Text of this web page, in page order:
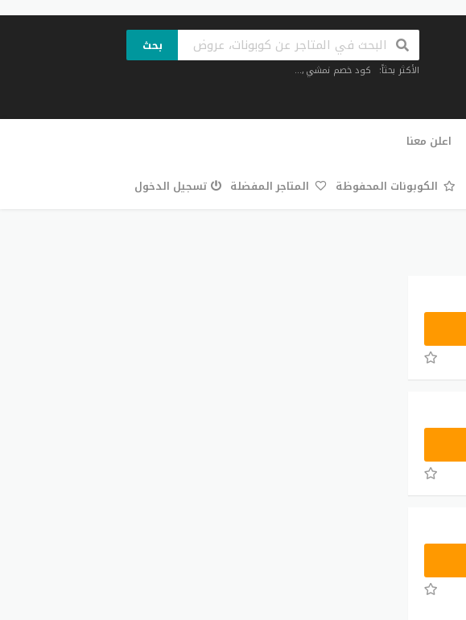
بحث
الأكثر بحثاً: كود خصم نمشي,...
تخطي
اعلن معنا
الكوبونات المحفوظة المتاجر المفضلة تسجيل الدخول